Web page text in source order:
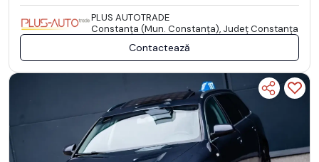
PLUS AUTOTRADE
Constanţa (Mun. Constanţa), Județ Constanţa
Contactează